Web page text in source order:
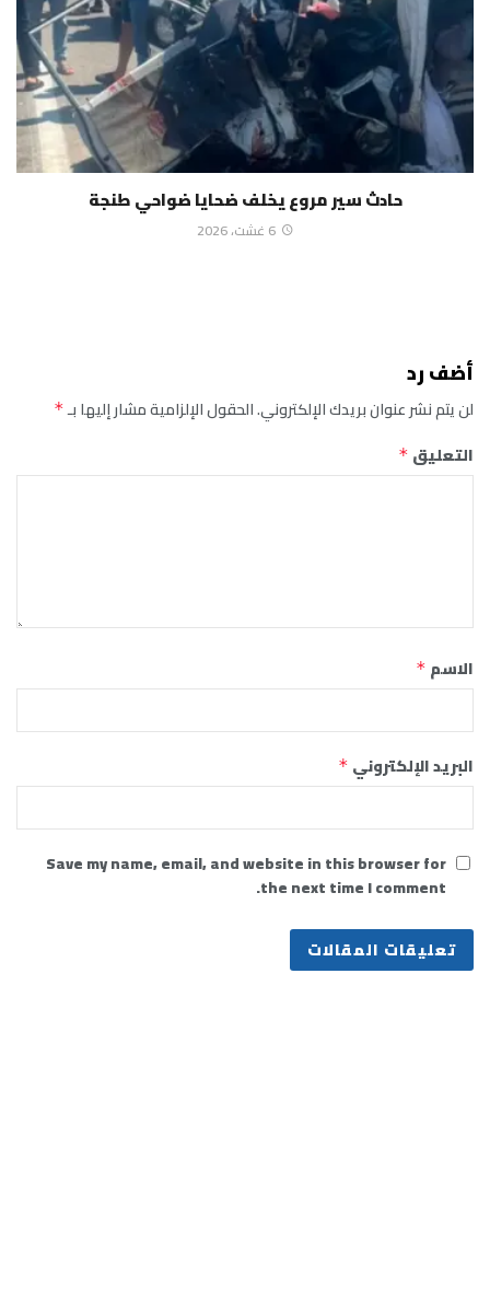
حادث سير مروع يخلف ضحايا ضواحي طنجة
6 غشت، 2026
أضف رد
لن يتم نشر عنوان بريدك الإلكتروني.الحقول الإلزامية مشار إليها بـ*
التعليق *
الاسم *
البريد الإلكتروني *
Save my name, email, and website in this browser for
the next time I comment.